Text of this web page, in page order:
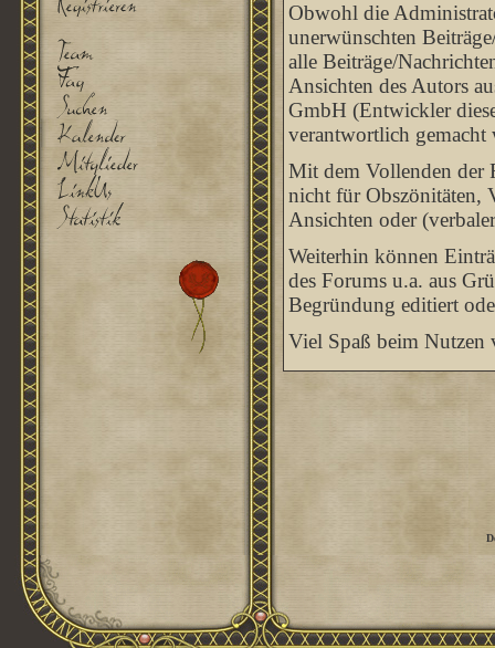
Obwohl die
unerwünschten
alle Beiträge/
Ansichten des Autors
GmbH (Entwickler
verantwortlich gemacht
Mit dem Vollenden der
nicht für Obszönitäten,
Ansichten oder
Weiterhin können
des Forums u.a. aus
Begründung editiert
Viel Spaß beim